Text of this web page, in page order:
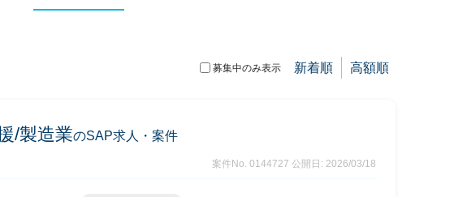
募集中のみ表示 新着順 高額順
/製造業のSAP求人・案件
案件No. 0144727 公開日: 2026/03/18